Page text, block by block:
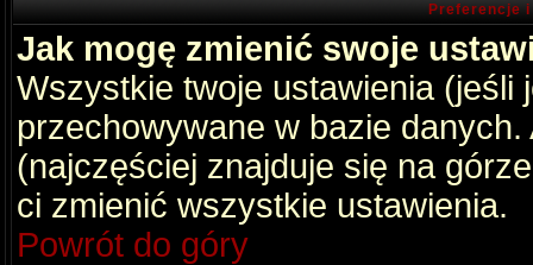
Preferencje
Jak mogę zmienić swoje
Wszystkie twoje ustawienia (jeśli
przechowywane w bazie
(najczęściej znajduje się na
ci zmienić wszystkie ustawienia.
Powrót do góry